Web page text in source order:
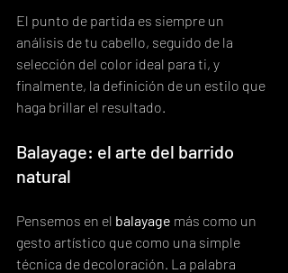
El punto de partida es siempre un
análisis de tu cabello, seguido de la
selección del color ideal para ti, y
finalmente, la definición de un estilo que
haga brillar el resultado.
Balayage: el arte del barrido
natural
Pensemos en el balayage más como un
gesto artístico que como una simple
técnica de decoloración. La palabra